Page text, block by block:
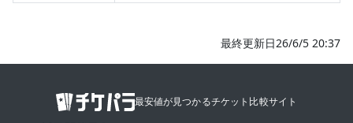
最終更新日26/6/5 20:37
最安値が見つかるチケット比較サイト